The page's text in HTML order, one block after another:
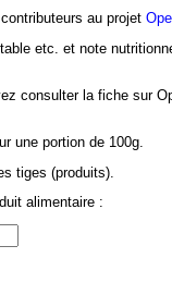
au projet
etc. et note
consulter la fiche sur
une portion de 100g.
tiges (produits).
alimentaire :